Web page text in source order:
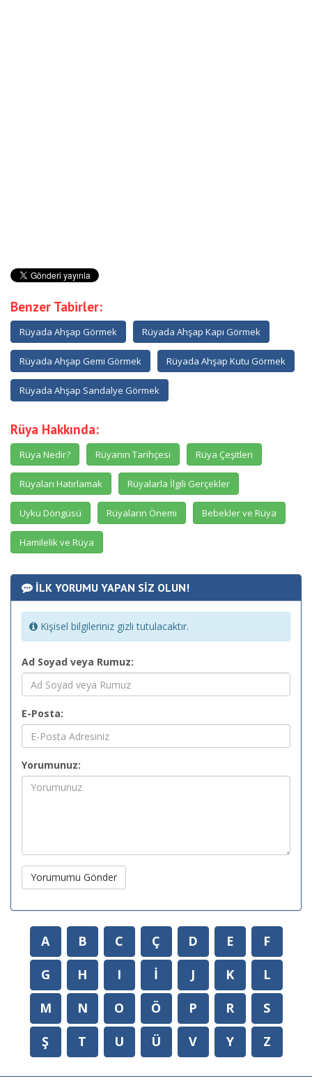
Benzer Tabirler:
Rüyada Ahşap Görmek Rüyada Ahşap Kapı Görmek
Rüyada Ahşap Gemi Görmek Rüyada Ahşap Kutu Görmek
Rüyada Ahşap Sandalye Görmek
Rüya Hakkında:
Rüya Nedir? Rüyanın Tarihçesi Rüya Çeşitleri
Rüyaları Hatırlamak Rüyalarla İlgili Gerçekler
Uyku Döngüsü Rüyaların Önemi Bebekler ve Rüya
Hamilelik ve Rüya
İLK YORUMU YAPAN SİZ OLUN!
Kişisel bilgileriniz gizli tutulacaktır.
Ad Soyad veya Rumuz:
E-Posta:
Yorumunuz:
Yorumumu Gönder
A B C Ç D E
F
G
H I İ J K
L
M
N O Ö P R
S
Ş
T U Ü V Y Z